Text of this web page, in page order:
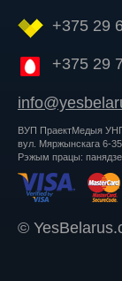
+375 29
+375 29
ВУП ПраектМедыя
вул. Мяржынскага 6-
Рэжым працы:
©